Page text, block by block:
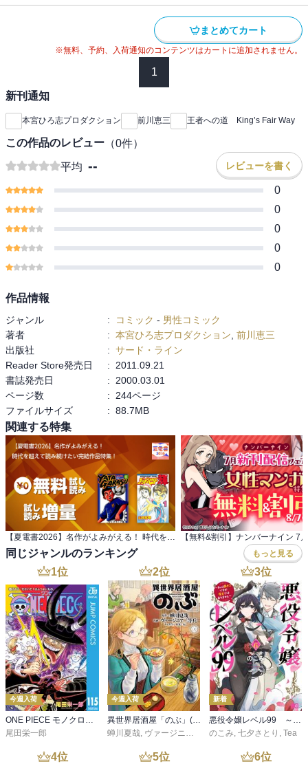
まとめてカート
※無料、予約、入荷通知のコンテンツはカートに追加されません。
1
新刊通知
本宮ひろ志プロダクション 前川恵三 王者への道 King’s Fair Way
この作品のレビュー （0件）
平均 -- レビューを書く
0
0
0
0
0
作品情報
ジャンル : コミック - 男性コミック
著者
: 本宮ひろ志プロダクション 前川恵三
出版社
: サード・ライン
Reader Store発売日
:
2011.09.21
書誌発売日
:
2000.03.01
ページ数
:
244ページ
ファイルサイズ
: 88.7MB
関連する特集
【夏電書2026】名作がよみがえる！ 時代を超えて読み続けたい完結作品特集！
同じジャンルのランキング もっと見る
1位
今週入荷
ONE PIECE モノクロ版 115
尾田栄一郎
2位
今週入荷
異世界居酒屋「のぶ」(22)
蝉川夏哉, ヴァージニア二等兵 ,転
3位
新着
悪役令嬢レベル99 ～私は裏ボスですが魔王ではありません～ その６
のこみ, 七夕さとり , Tea
4位 5位 6位